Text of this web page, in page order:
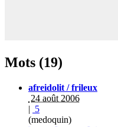
Mots (19)
afreidolit / frileux
24 août 2006
| 5
(medoquin)